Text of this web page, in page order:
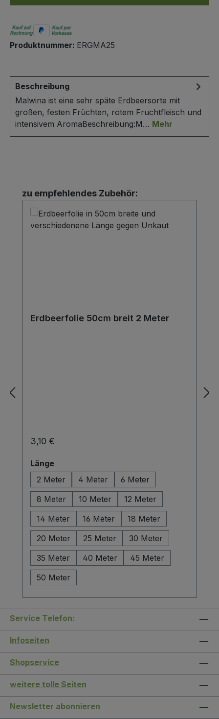
Produktnummer: ERGMA25
Beschreibung
Malwina ist eine sehr späte Erdbeersorte mit
großen, festen Früchten, rotem Fruchtfleisch und
intensivem AromaBeschreibung:M… Mehr
Produktgalerie überspringen
zu empfehlendes Zubehör:
Erdbeerfolie 50cm breit 2 Meter
Regulärer Preis:
3,10 €
Längeauswählen
2 Meter
4 Meter
6 Meter
8 Meter
10 Meter
12 Meter
14 Meter
16 Meter
18 Meter
20 Meter
25 Meter
30 Meter
35 Meter
40 Meter
45 Meter
50 Meter
Service Telefon:
Infoseiten
Shopservice
weitere tolle Seiten
Newsletter abonnieren